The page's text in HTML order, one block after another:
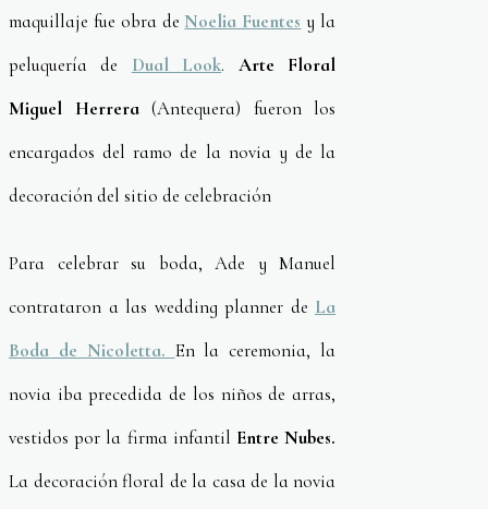
maquillaje fue obra deNoelia Fuentes y la
peluquería de Dual Look. Arte Floral
Miguel Herrera(Antequera) fueron los
encargados del ramo de la novia y de la
decoración del sitio de celebración
Para celebrar su boda, Ade y Manuel
contrataron a las wedding planner de La
Boda de Nicoletta. En la ceremonia, la
novia iba precedida de los niños de arras,
vestidos por la firma infantil Entre Nubes.
La decoración floral de la casa de la novia